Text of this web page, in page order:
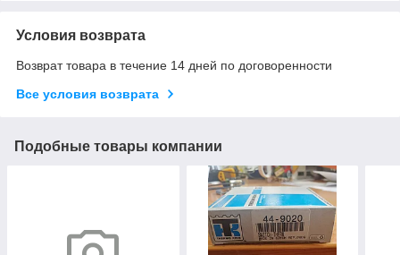
Условия возврата
Возврат товара в течение 14 дней по договоренности
Все условия возврата
Подобные товары компании